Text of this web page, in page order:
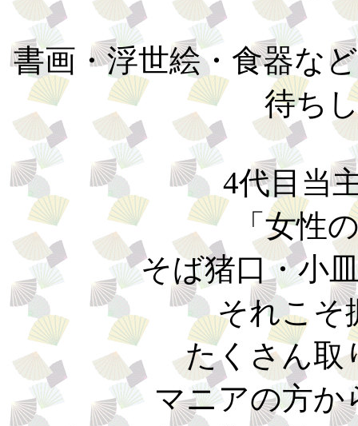
書画・浮世絵・食器な
待ち
4代目当
「女性
そば猪口・小
それこそ
たくさん取
マニアの方か